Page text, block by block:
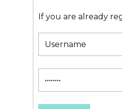
If you are already